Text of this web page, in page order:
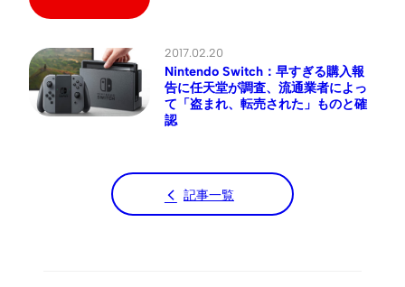
2017.02.20
Nintendo Switch：早すぎる購入報
告に任天堂が調査、流通業者によっ
て「盗まれ、転売された」ものと確
認
記事一覧